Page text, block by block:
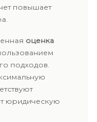
повышает
оценка
подходов.
юридическую